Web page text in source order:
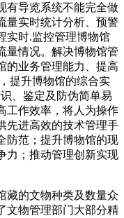
有导览系统不能完全做
量实时统计分析、预警
实时.监控管理博物馆
量情况。解决博物馆管
的业务管理能力、提高
提升博物馆的综合实
、鉴定及防伪简单易
工作效率，将人为操作
先进高效的技术管理手
防范；提升博物馆的现
力；推动管理创新实现
藏的文物种类及数量众
文物管理部门大部分精